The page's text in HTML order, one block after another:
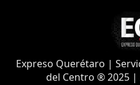
Expreso Querétaro |
del Centro ® 2025 |